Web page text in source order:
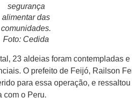
Acre
Acre
segurança
alimentar das
comunidades.
Foto: Cedida
23 aldeias foram contempladas
O prefeito de Feijó, Railson
para essa operação, e
com o Peru.